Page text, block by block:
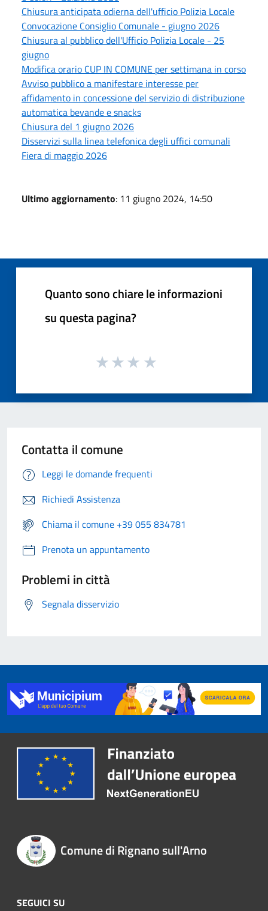
Chiusura anticipata odierna dell'ufficio Polizia Locale
Convocazione Consiglio Comunale - giugno 2026
Chiusura al pubblico dell'Ufficio Polizia Locale - 25
giugno
Modifica orario CUP IN COMUNE per settimana in corso
Avviso pubblico a manifestare interesse per
affidamento in concessione del servizio di distribuzione
automatica bevande e snacks
Chiusura del 1 giugno 2026
Disservizi sulla linea telefonica degli uffici comunali
Fiera di maggio 2026
Ultimo aggiornamento: 11 giugno 2024, 14:50
Quanto sono chiare le informazioni
su questa pagina?
Contatta il comune
Leggi le domande frequenti
Richiedi Assistenza
Chiama il comune +39 055 834781
Prenota un appuntamento
Problemi in città
Segnala disservizio
Comune di Rignano sull'Arno
SEGUICI SU